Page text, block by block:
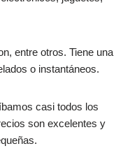
entre otros. Tiene una
o instantáneos.
casi todos los
son excelentes y